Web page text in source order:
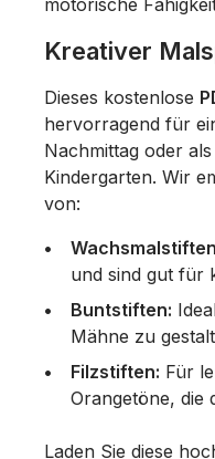
Kreativer
Dieses kostenlose
hervorragend für
Nachmittag oder
Kindergarten. Wir
von:
und sind gut für
Buntstiften:
Mähne zu
Filzstiften: Für
Orangetöne, die
Laden Sie diese